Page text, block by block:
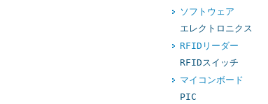
ソフトウェア
エレクトロニクス
RFIDリーダー
RFIDスイッチ
マイコンボード
PIC